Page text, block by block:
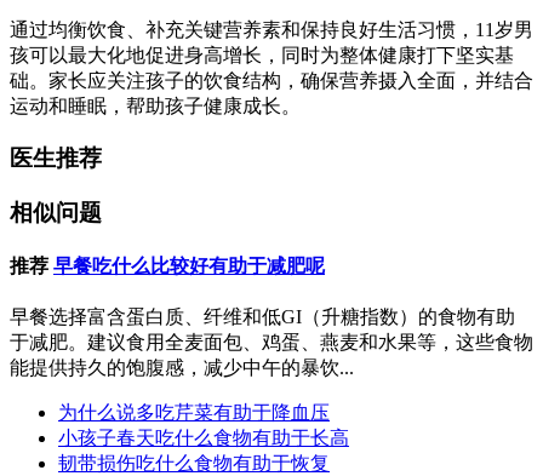
通过均衡饮食、补充关键营养素和保持良好生活习惯，11岁男
孩可以最大化地促进身高增长，同时为整体健康打下坚实基
础。家长应关注孩子的饮食结构，确保营养摄入全面，并结合
运动和睡眠，帮助孩子健康成长。
医生推荐
相似问题
推荐 早餐吃什么比较好有助于减肥呢
早餐选择富含蛋白质、纤维和低GI（升糖指数）的食物有助
于减肥。建议食用全麦面包、鸡蛋、燕麦和水果等，这些食物
能提供持久的饱腹感，减少中午的暴饮...
为什么说多吃芹菜有助于降血压
小孩子春天吃什么食物有助于长高
韧带损伤吃什么食物有助于恢复